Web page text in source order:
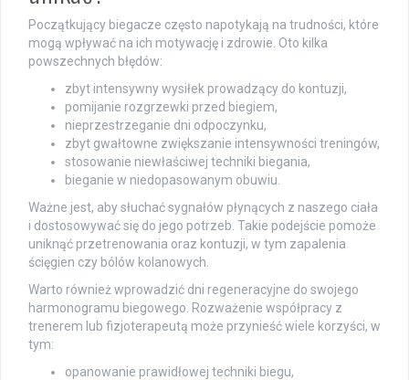
Początkujący biegacze często napotykają na trudności, które
mogą wpływać na ich motywację i zdrowie. Oto kilka
powszechnych błędów:
zbyt intensywny wysiłek prowadzący do kontuzji,
pomijanie rozgrzewki przed biegiem,
nieprzestrzeganie dni odpoczynku,
zbyt gwałtowne zwiększanie intensywności treningów,
stosowanie niewłaściwej techniki biegania,
bieganie w niedopasowanym obuwiu.
Ważne jest, aby słuchać sygnałów płynących z naszego ciała
i dostosowywać się do jego potrzeb. Takie podejście pomoże
uniknąć przetrenowania oraz kontuzji, w tym zapalenia
ścięgien czy bólów kolanowych.
Warto również wprowadzić dni regeneracyjne do swojego
harmonogramu biegowego. Rozważenie współpracy z
trenerem lub fizjoterapeutą może przynieść wiele korzyści, w
tym:
opanowanie prawidłowej techniki biegu,